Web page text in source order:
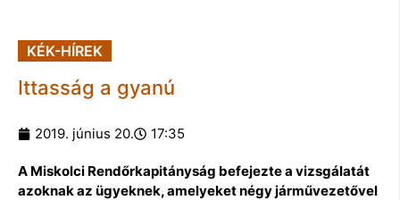
KÉK-HÍREK
Ittasság a gyanú
2019. június 20. 17:35
A Miskolci Rendőrkapitányság befejezte a vizsgálatát
azoknak az ügyeknek, amelyeket négy járművezetővel